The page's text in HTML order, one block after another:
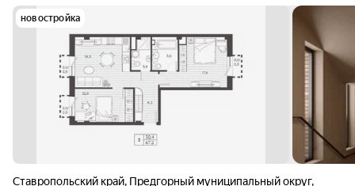
новостройка
Ставропольский край, Предгорный муниципальный округ,